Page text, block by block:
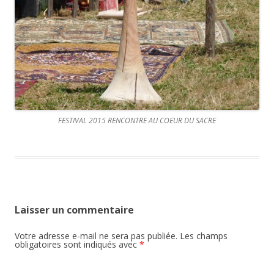
FESTIVAL 2015 RENCONTRE AU COEUR DU SACRE
Laisser un commentaire
Votre adresse e-mail ne sera pas publiée. Les champs
obligatoires sont indiqués avec *